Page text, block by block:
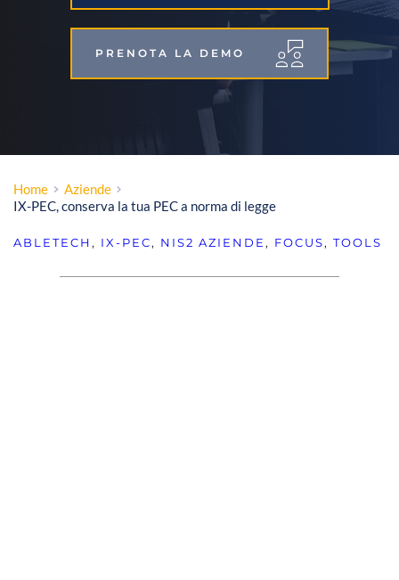
PRENOTA LA DEMO
Home
Aziende
IX-PEC, conserva la tua PEC a norma di legge
ABLETECH , IX-PEC, NIS2 AZIENDE , FOCUS, TOOLS